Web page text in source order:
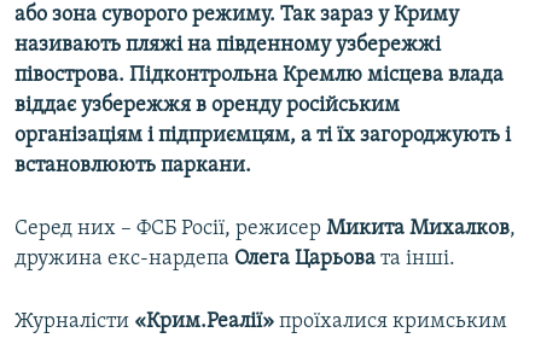
Усі сайти RFE/RL
або зона суворого режиму. Так зараз у Криму
називають пляжі на південному узбережжі
півострова. Підконтрольна Кремлю місцева влада
віддає узбережжя в оренду російським
організаціям і підприємцям, а ті їх загороджують і
встановлюють паркани.
Серед них – ФСБ Росії, режисер Микита Михалков,
дружина екс-нардепа Олега Царьова та інші.
Журналісти «Крим.Реалії» проїхалися кримським